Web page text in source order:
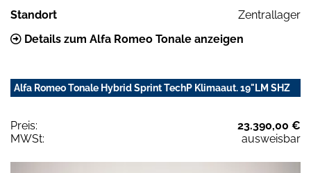
Standort
Zentrallager
Details zum Alfa Romeo Tonale anzeigen
Alfa Romeo Tonale Hybrid Sprint TechP Klimaaut. 19"LM SHZ
Preis:
23.390,00 €
MWSt:
ausweisbar